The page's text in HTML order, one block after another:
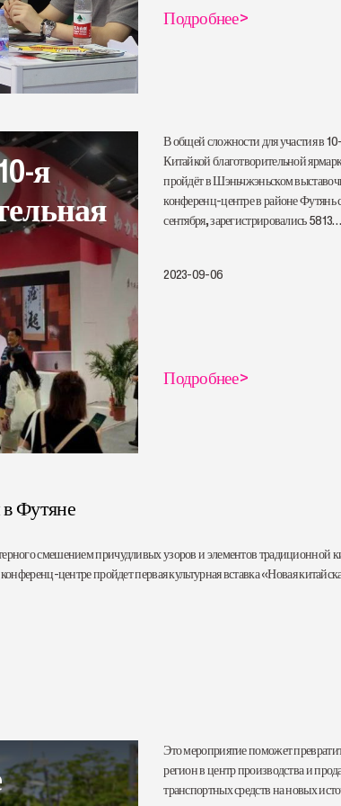
Подробнее>
я
В общей сложности для участия в
Китайкой благотворительной
пройдёт в Шэньчжэньском
конференц-центре в районе Футянь
сентября, зарегистрировались 5813
2023-09-06
Подробнее>
Футяне
смешением причудливых узоров и элементов традиционной
центре пройдет первая культурная вставка «Новая
Это мероприятие поможет
регион в центр производства и
транспортных средств на новых